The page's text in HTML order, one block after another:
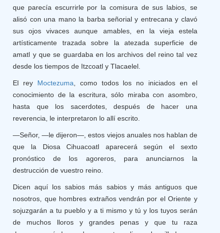
que parecía escurrirle por la comisura de sus labios, se
alisó con una mano la barba señorial y entrecana y clavó
sus ojos vivaces aunque amables, en la vieja estela
artísticamente trazada sobre la atezada superficie de
amatl y que se guardaba en los archivos del reino tal vez
desde los tiempos de Itzcoatl y Tlacaelel.
El rey Moctezuma , como todos los no iniciados en el
conocimiento de la escritura, sólo miraba con asombro,
hasta que los sacerdotes, después de hacer una
reverencia, le interpretaron lo allí escrito.
—Señor, —le dijeron—, estos viejos anuales nos hablan de
que la Diosa Cihuacoatl aparecerá según el sexto
pronóstico de los agoreros, para anunciarnos la
destrucción de vuestro reino.
Dicen aquí los sabios más sabios y más antiguos que
nosotros, que hombres extraños vendrán por el Oriente y
sojuzgarán a tu pueblo y a ti mismo y tú y los tuyos serán
de muchos lloros y grandes penas y que tu raza